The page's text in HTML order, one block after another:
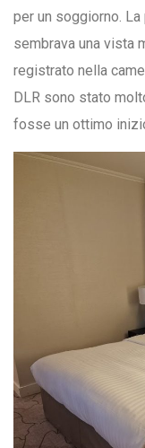
per un soggiorno.
sembrava una vista
registrato nella
DLR sono stato
fosse un ottimo